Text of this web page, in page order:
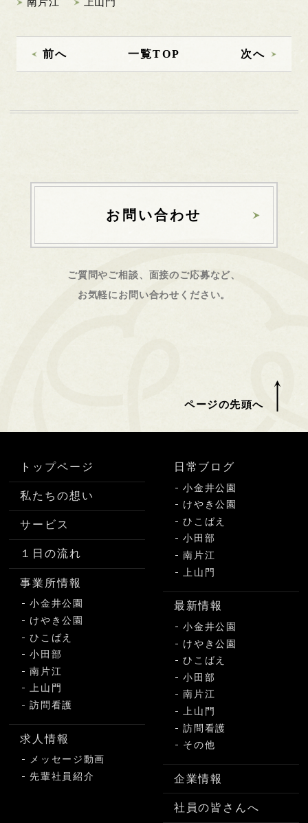
南片江
上山門
前へ 一覧TOP 次へ
お問い合わせ
ご質問やご相談、面接のご応募など、
お気軽にお問い合わせください。
ページの先頭へ
トップページ
私たちの想い
サービス
１日の流れ
事業所情報
小金井公園
けやき公園
ひこばえ
小田部
南片江
上山門
訪問看護
求人情報
メッセージ動画
先輩社員紹介
日常ブログ
小金井公園
けやき公園
ひこばえ
小田部
南片江
上山門
最新情報
小金井公園
けやき公園
ひこばえ
小田部
南片江
上山門
訪問看護
その他
企業情報
社員の皆さんへ